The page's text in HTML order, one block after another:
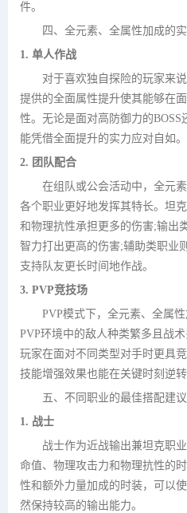
件。
四、全元素、全属性加成的实
1. 单人作战
对于喜欢独自探险的玩家来说
提供的全面属性提升使其能够在
性。无论是面对高防御力的
能凭借全面提升的实力应对自如。
2. 团队配合
在组队或公会活动中，全元素
各个职业更好地发挥其特长。坦
和物理抗性承担更多的伤害;输出
智力打出更高的伤害;辅助类职业
支持队友更长时间地作战。
3. PVP竞技场
PVP模式下，全元素、全属性
PVP环境中的敌人种类繁多且战
玩家在面对不同类型对手时更具
技能增强效果也能在关键时刻逆转
五、不同职业的最佳搭配建议
1. 战士
战士作为近战输出兼坦克职业
命值、物理攻击力和物理抗性的
性和额外力量加成的时装，可以
然保持较高的输出能力。